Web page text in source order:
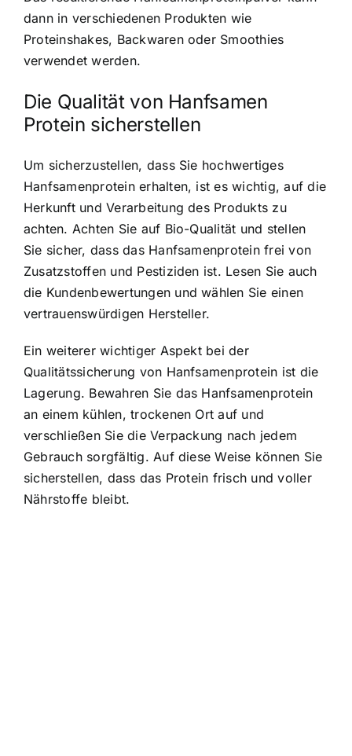
dann in verschiedenen Produkten wie
Proteinshakes, Backwaren oder Smoothies
verwendet werden.
Die Qualität von Hanfsamen
Protein sicherstellen
Um sicherzustellen, dass Sie hochwertiges
Hanfsamenprotein erhalten, ist es wichtig, auf die
Herkunft und Verarbeitung des Produkts zu
achten. Achten Sie auf Bio-Qualität und stellen
Sie sicher, dass das Hanfsamenprotein frei von
Zusatzstoffen und Pestiziden ist. Lesen Sie auch
die Kundenbewertungen und wählen Sie einen
vertrauenswürdigen Hersteller.
Ein weiterer wichtiger Aspekt bei der
Qualitätssicherung von Hanfsamenprotein ist die
Lagerung. Bewahren Sie das Hanfsamenprotein
an einem kühlen, trockenen Ort auf und
verschließen Sie die Verpackung nach jedem
Gebrauch sorgfältig. Auf diese Weise können Sie
sicherstellen, dass das Protein frisch und voller
Nährstoffe bleibt.